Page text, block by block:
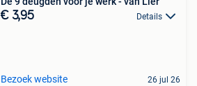
€ 3,95 Details
Bezoek website 26 jul 26